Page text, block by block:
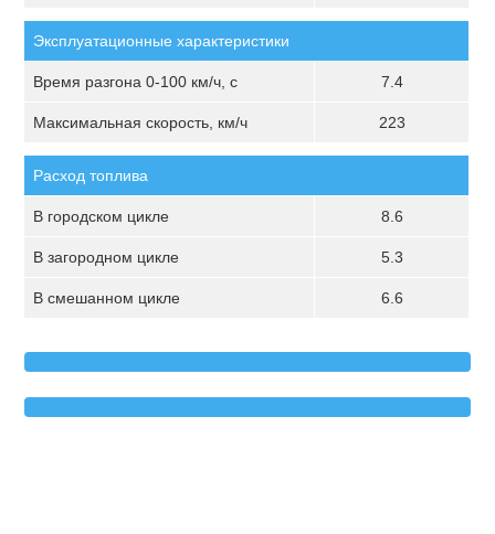
Эксплуатационные характеристики
Время разгона 0-100 км/ч, с 7.4
Максимальная скорость, км/ч 223
Расход топлива
В городском цикле 8.6
В загородном цикле 5.3
В смешанном цикле 6.6